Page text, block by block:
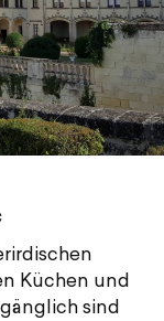
Küchen und
sind